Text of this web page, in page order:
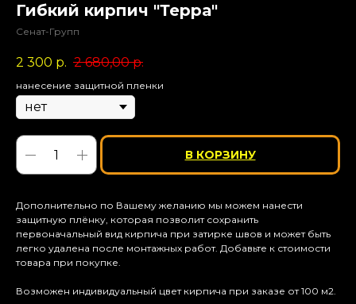
Гибкий кирпич "Терра"
Сенат-Групп
2 300 р. 2 680,00 р.
нанесение защитной пленки
В КОРЗИНУ
Дополнительно по Вашему желанию мы можем нанести
защитную плёнку, которая позволит сохранить
первоначальный вид кирпича при затирке швов и может быть
легко удалена после монтажных работ. Добавьте к стоимости
товара при покупке.
Возможен индивидуальный цвет кирпича при заказе от 100 м2.